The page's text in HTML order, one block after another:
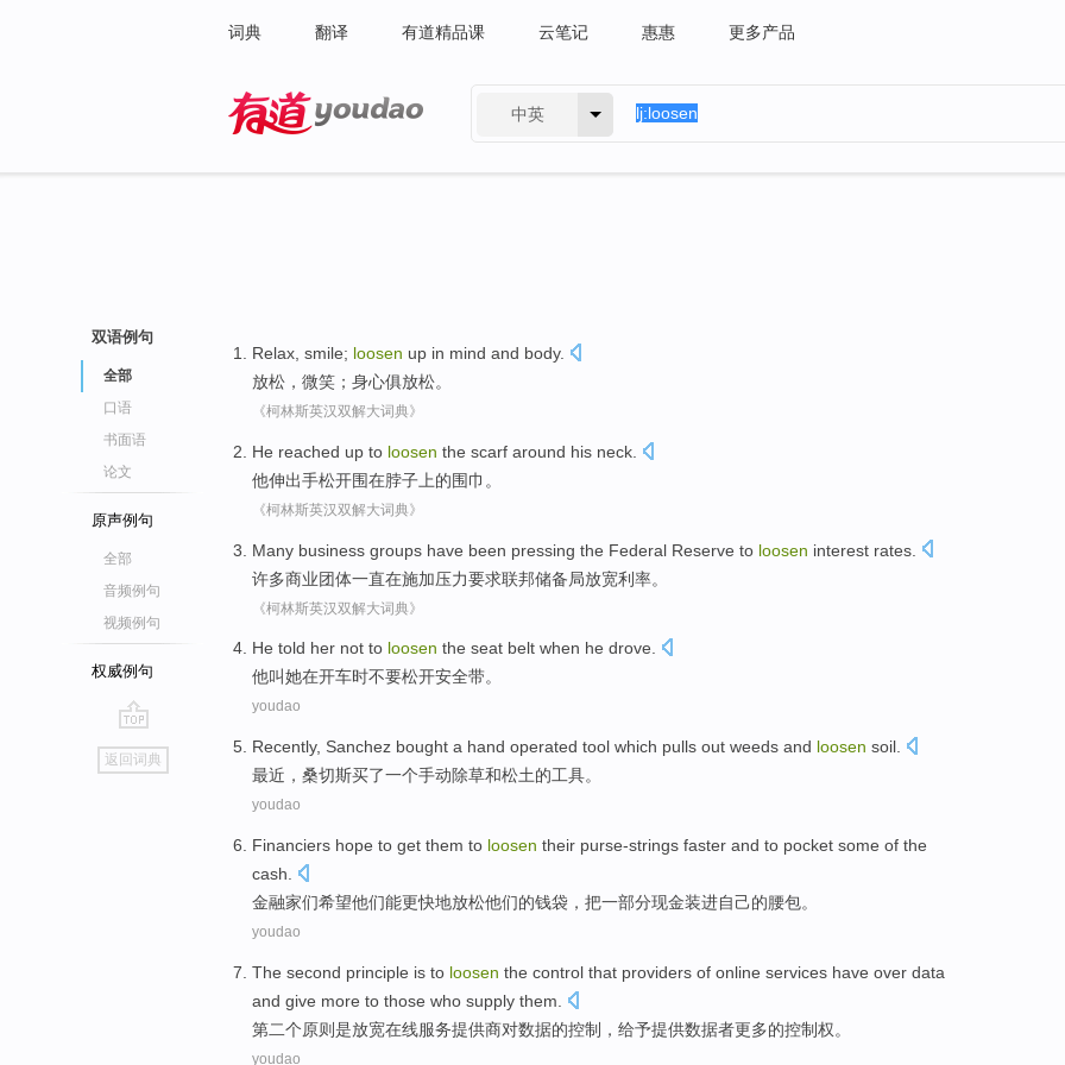
词典 翻译 有道精品课 云笔记 惠惠 更多产品
中英
双语例句
全部
口语
书面语
论文
原声例句
全部
音频例句
视频例句
权威例句
go
top
返回词典
Relax smile; loosen up in mind and body.
放松 ， 微笑 ； 身心俱放松。
《柯林斯英汉双解大词典》
He reached up to loosen the scarf around his neck
他伸出手松开围在脖子 上的围巾 。
《柯林斯英汉双解大词典》
Many business groups have been pressing the Federal Reserve to loosen interest rates
许多商业团体一直在施加压力要求联邦储备局放宽利率。
《柯林斯英汉双解大词典》
He told her not to loosen the seat belt when he drove.
他叫她在开车时不要松开安全带。
youdao
Recently, Sanchez bought a hand operated tool which pulls out weeds and loosen soil.
最近 ， 桑切斯买了一个手动除草和松土的工具。
youdao
Financiers hope to get them to loosen their purse-strings faster and to pocket some of the
cash
金融家们希望他们能更快地放松他们的钱袋 ，把一部分现金装进自己的腰包。
youdao
The second principle is to loosen the control that providers of online services have over data
and give more to those who supply them.
第二个原则是放宽在线服务提供商对数据的控制 ， 给予提供数据者更多的控制权。
youdao